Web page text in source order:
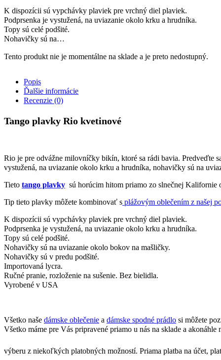
K dispozícii sú vypchávky plaviek pre vrchný diel plaviek.
Podprsenka je vystužená, na uviazanie okolo krku a hrudníka.
Topy sú celé podšité.
Nohavičky sú na…
Tento produkt nie je momentálne na sklade a je preto nedostupný.
Popis
Ďalšie informácie
Recenzie (0)
Tango plavky Rio kvetinové
Rio je pre odvážne milovníčky bikín, ktoré sa rádi bavia. Predveďte
vystužená, na uviazanie okolo krku a hrudníka, nohavičky sú na
Tieto tango plavky sú horúcim hitom priamo zo slnečnej
Tip tieto plavky môžete kombinovať s plážovým oblečením z našej
K dispozícii sú vypchávky plaviek pre vrchný diel plaviek.
Podprsenka je vystužená, na uviazanie okolo krku a hrudníka.
Topy sú celé podšité.
Nohavičky sú na uviazanie okolo bokov na mašličky.
Nohavičky sú v predu podšité.
Importovaná lycra.
Ručné pranie, rozloženie na sušenie. Bez bielidla.
Vyrobené v USA
Všetko naše dámske oblečenie a dámske spodné prádlo si môžete
Všetko máme pre Vás pripravené priamo u nás na sklade a
výberu z niekoľkých platobných možností. Priama platba na účet,